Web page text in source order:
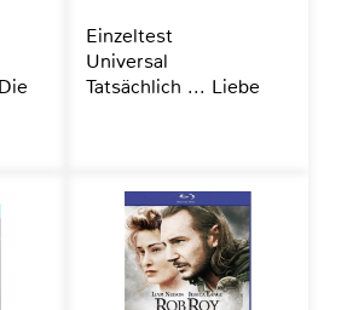
Einzeltest
Universal
Tatsächlich ... Liebe